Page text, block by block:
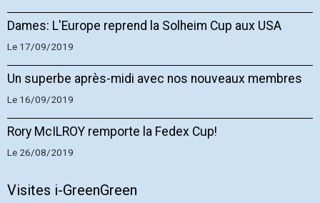
Dames: L'Europe reprend la Solheim Cup aux USA
Le 17/09/2019
Un superbe après-midi avec nos nouveaux membres
Le 16/09/2019
Rory McILROY remporte la Fedex Cup!
Le 26/08/2019
Visites i-GreenGreen